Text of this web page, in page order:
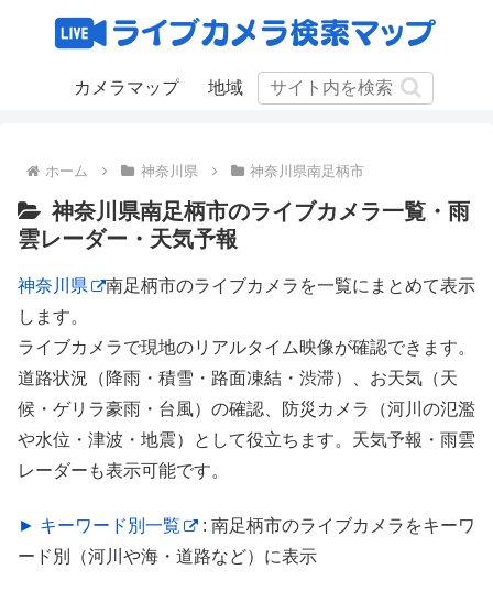
カメラマップ 地域
ホーム 神奈川県 神奈川県南足柄市
神奈川県南足柄市のライブカメラ一覧・雨
雲レーダー・天気予報
神奈川県
南足柄市のライブカメラを一覧にまとめて表示
します。
ライブカメラで現地のリアルタイム映像が確認できます。
道路状況（降雨・積雪・路面凍結・渋滞）、お天気（天
候・ゲリラ豪雨・台風）の確認、防災カメラ（河川の氾濫
や水位・津波・地震）として役立ちます。天気予報・雨雲
レーダーも表示可能です。
► キーワード別一覧
: 南足柄市のライブカメラをキーワ
ード別（河川や海・道路など）に表示